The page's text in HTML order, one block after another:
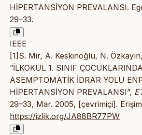
HİPERTANSİYON PREVALANSI.
29–33.
IEEE
[1]S. Mir, A. Keskinoğlu, N.
“İLKOKUL 1. SINIF ÇOCUKLARINDA
ASEMPTOMATİK İDRAR YOLU
HİPERTANSİYON PREVALANSI”,
29–33, Mar. 2005, [çevrimiçi].
https://izlik.org/JA88BR77PW